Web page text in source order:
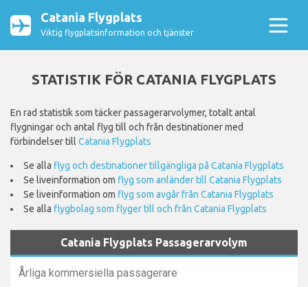
Catania Flygplats
Viktig flygplatsinformation och tjänster
STATISTIK FÖR CATANIA FLYGPLATS
En rad statistik som täcker passagerarvolymer, totalt antal
flygningar och antal flyg till och från destinationer med
förbindelser till Catania Flygplats
Se alla flyg och destinationer tillgängliga på Catania Flygplats
Se liveinformation om flyg som anländer till Catania Flygplats
Se liveinformation om flyg som avgår från Catania Flygplats
Se alla flygbolag som flyger till och från Catania Flygplats
Catania Flygplats Passagerarvolym
Årliga kommersiella passagerare